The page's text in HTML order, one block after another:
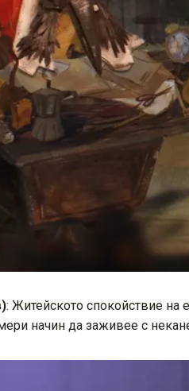
: Житейското спокойствие на
начин да заживее с